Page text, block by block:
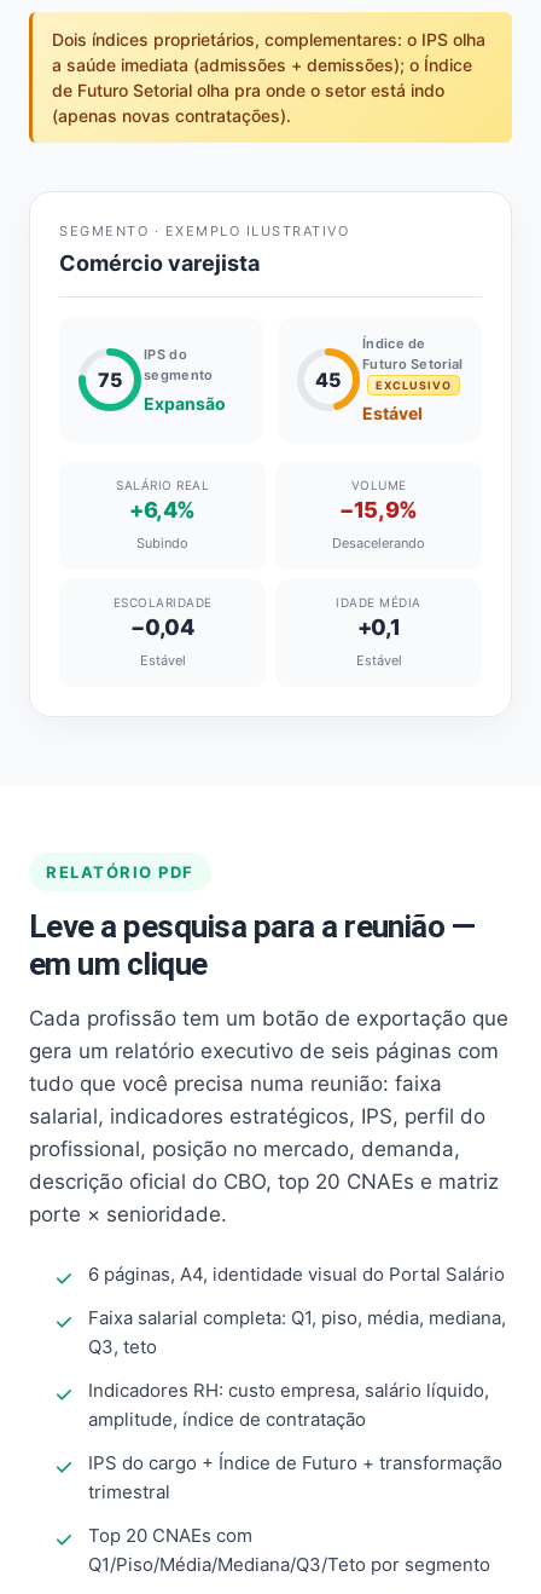
Dois índices proprietários, complementares: o IPS olha
a saúde imediata (admissões + demissões); o Índice
de Futuro Setorial olha pra onde o setor está indo
(apenas novas contratações).
SEGMENTO · EXEMPLO ILUSTRATIVO
Comércio varejista
75
IPS do
segmento
Expansão
45
Índice de
Futuro Setorial
EXCLUSIVO
Estável
SALÁRIO REAL
+6,4%
Subindo
VOLUME
−15,9%
Desacelerando
ESCOLARIDADE
−0,04
Estável
IDADE MÉDIA
+0,1
Estável
RELATÓRIO PDF
Leve a pesquisa para a reunião —
em um clique
Cada profissão tem um botão de exportação que
gera um relatório executivo de seis páginas com
tudo que você precisa numa reunião: faixa
salarial, indicadores estratégicos, IPS, perfil do
profissional, posição no mercado, demanda,
descrição oficial do CBO, top 20 CNAEs e matriz
porte × senioridade.
6 páginas, A4, identidade visual do Portal Salário
Faixa salarial completa: Q1, piso, média, mediana,
Q3, teto
Indicadores RH: custo empresa, salário líquido,
amplitude, índice de contratação
IPS do cargo + Índice de Futuro + transformação
trimestral
Top 20 CNAEs com
Q1/Piso/Média/Mediana/Q3/Teto por segmento